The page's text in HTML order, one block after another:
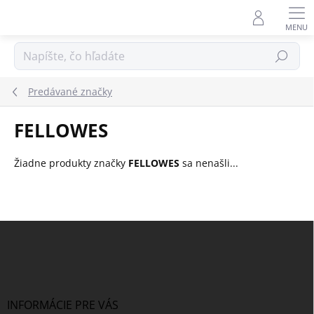
Hľadať
Predávané značky
FELLOWES
Žiadne produkty značky FELLOWES sa nenašli...
INFORMÁCIE PRE VÁS